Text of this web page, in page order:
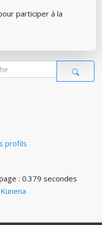
participer à la
profils
: 0.379 secondes
Kunena